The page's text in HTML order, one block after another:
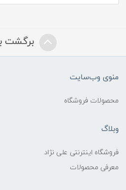
برگشت
منوی وب‌سایت
محصولات فروشگاه
وبلاگ
فروشگاه اینترنتی علی نژاد
معرفی محصولات